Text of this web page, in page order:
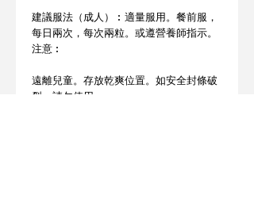
建議服法（成人）︰適量服用。餐前服，
每日兩次，每次兩粒。或遵營養師指示。
注意︰
遠離兒童。存放乾爽位置。如安全封條破
裂，請勿使用。